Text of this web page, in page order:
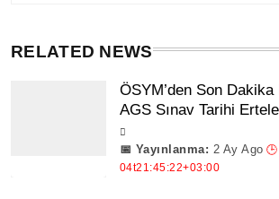
RELATED NEWS
ÖSYM’den Son Dakika
AGS Sınav Tarihi
2 Ay Ago